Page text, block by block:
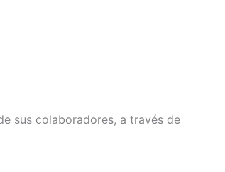
sus colaboradores, a través de